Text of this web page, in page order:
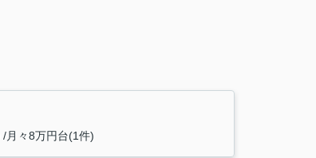
月々8万円台(1件)